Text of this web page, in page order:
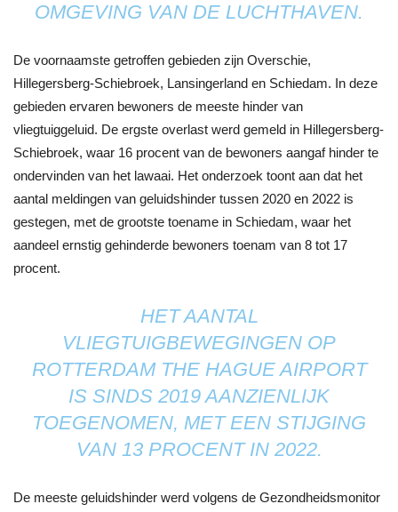
OMGEVING VAN DE LUCHTHAVEN.
De voornaamste getroffen gebieden zijn Overschie,
Hillegersberg-Schiebroek, Lansingerland en Schiedam. In deze
gebieden ervaren bewoners de meeste hinder van
vliegtuiggeluid. De ergste overlast werd gemeld in Hillegersberg-
Schiebroek, waar 16 procent van de bewoners aangaf hinder te
ondervinden van het lawaai. Het onderzoek toont aan dat het
aantal meldingen van geluidshinder tussen 2020 en 2022 is
gestegen, met de grootste toename in Schiedam, waar het
aandeel ernstig gehinderde bewoners toenam van 8 tot 17
procent.
HET AANTAL
VLIEGTUIGBEWEGINGEN OP
ROTTERDAM THE HAGUE AIRPORT
IS SINDS 2019 AANZIENLIJK
TOEGENOMEN, MET EEN STIJGING
VAN 13 PROCENT IN 2022.
De meeste geluidshinder werd volgens de Gezondheidsmonitor